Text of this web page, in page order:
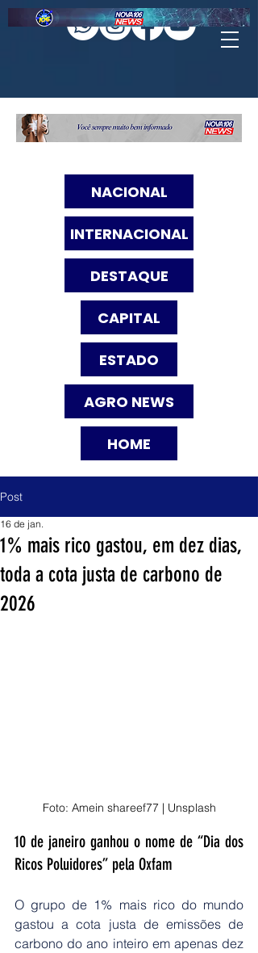
NACIONAL
INTERNACIONAL
DESTAQUE
CAPITAL
ESTADO
AGRO NEWS
HOME
Post
1% mais rico gastou, em dez dias,
toda a cota justa de carbono de
2026
16 de jan.
Foto: Amein shareef77 | Unsplash
10 de janeiro ganhou o nome de “Dia dos
Ricos Poluidores” pela Oxfam
O grupo de 1% mais rico do mundo
gastou a cota justa de emissões de
carbono do ano inteiro em apenas dez